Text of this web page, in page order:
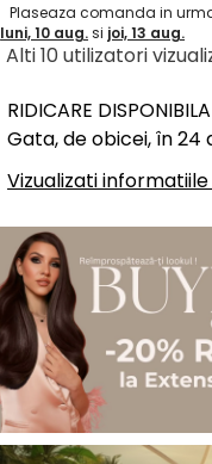
Plaseaza comanda in
luni, 10 aug.si joi, 13 aug.
Alti 10 utilizatori
RIDICARE
Gata, de obicei, în 24
Vizualizati